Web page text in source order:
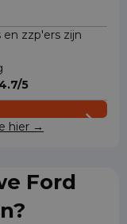
zzp'ers zijn
5
hier →
Ford